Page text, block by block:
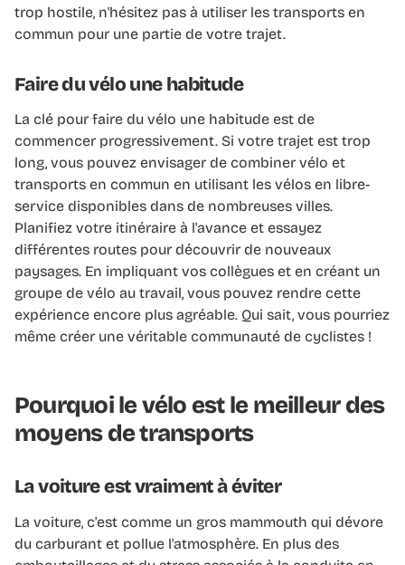
trop hostile, n'hésitez pas à utiliser les transports en
commun pour une partie de votre trajet.
Faire du vélo une habitude
La clé pour faire du vélo une habitude est de
commencer progressivement. Si votre trajet est trop
long, vous pouvez envisager de combiner vélo et
transports en commun en utilisant les vélos en libre-
service disponibles dans de nombreuses villes.
Planifiez votre itinéraire à l'avance et essayez
différentes routes pour découvrir de nouveaux
paysages. En impliquant vos collègues et en créant un
groupe de vélo au travail, vous pouvez rendre cette
expérience encore plus agréable. Qui sait, vous pourriez
même créer une véritable communauté de cyclistes !
Pourquoi le vélo est le meilleur des
moyens de transports
La voiture est vraiment à éviter
La voiture, c'est comme un gros mammouth qui dévore
du carburant et pollue l'atmosphère. En plus des